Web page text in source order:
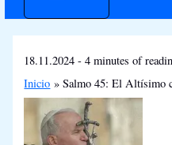
18.11.2024-4 minutes of
Inicio
Salmo 45: El Altísimo